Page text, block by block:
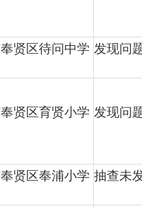
贤区待问中学 发现问
贤区育贤小学 发现问
贤区奉浦小学 抽查未
贤区南桥镇秀南路296号
贤区南桥镇光迎路420号